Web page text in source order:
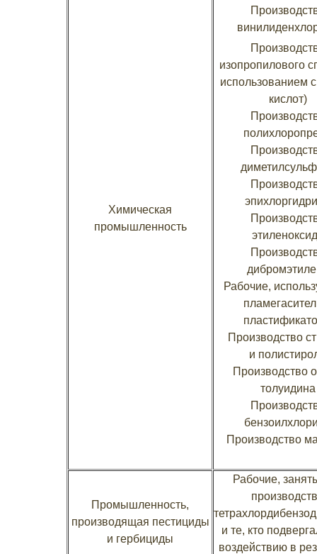
Химическая
промышленность
изопропилового
использованием
кислот)
Рабочие,
Производство
и
Производство
толуидина
Производство
Промышленность,
производящая пестициды
и гербициды
Рабочие,
и те, кто
воздействию в